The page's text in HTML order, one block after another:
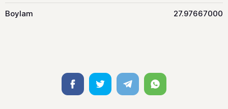
Boylam 27.97667000
FacebookTwitter TelegramWhatsapp